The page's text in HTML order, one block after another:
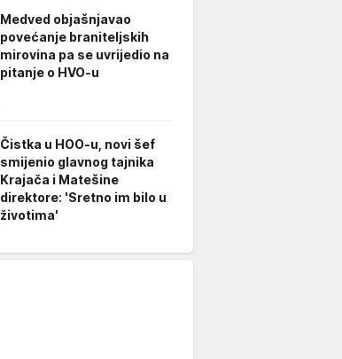
Medved objašnjavao
povećanje braniteljskih
mirovina pa se uvrijedio na
pitanje o HVO-u
Čistka u HOO-u, novi šef
smijenio glavnog tajnika
Krajača i Matešine
direktore: 'Sretno im bilo u
životima'